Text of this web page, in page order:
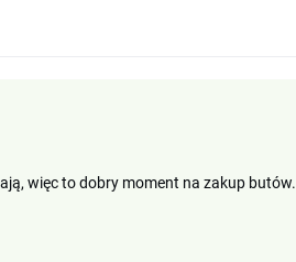
więc to dobry moment na zakup butów.